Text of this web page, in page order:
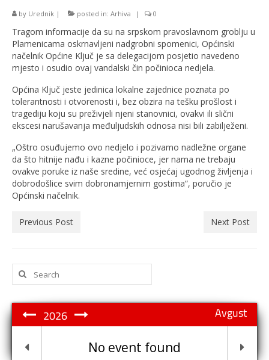
by Urednik | posted in: Arhiva | 0
Tragom informacije da su na srpskom pravoslavnom groblju u
Plamenicama oskrnavljeni nadgrobni spomenici, Općinski
načelnik Općine Ključ je sa delegacijom posjetio navedeno
mjesto i osudio ovaj vandalski čin počinioca nedjela.
Općina Ključ jeste jedinica lokalne zajednice poznata po
tolerantnosti i otvorenosti i, bez obzira na tešku prošlost i
tragediju koju su preživjeli njeni stanovnici, ovakvi ili slični
ekscesi narušavanja međuljudskih odnosa nisi bili zabilježeni.
„Oštro osuđujemo ovo nedjelo i pozivamo nadležne organe
da što hitnije nađu i kazne počinioce, jer nama ne trebaju
ovakve poruke iz naše sredine, već osjećaj ugodnog življenja i
dobrodošlice svim dobronamjernim gostima“, poručio je
Općinski načelnik.
Previous Post Next Post
Search
for:
Avgust
2026
No event found